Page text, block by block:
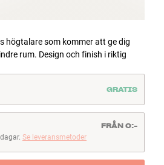
högtalare som kommer att ge dig
rum. Design och finish i riktig
GRATIS
Se leveransmetoder
FRÅN 0:-